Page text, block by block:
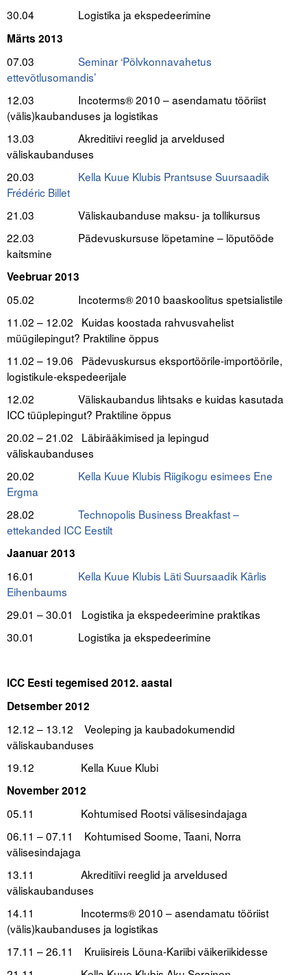
30.04 Logistika ja ekspedeerimine
Märts 2013
07.03 Seminar ‘Põlvkonnavahetus
ettevõtlusomandis’
12.03 Incoterms® 2010 – asendamatu tööriist
(välis)kaubanduses ja logistikas
13.03 Akreditiivi reeglid ja arveldused
väliskaubanduses
20.03 Kella Kuue Klubis Prantsuse Suursaadik
Frédéric Billet
21.03 Väliskaubanduse maksu- ja tollikursus
22.03 Pädevuskursuse lõpetamine – lõputööde
kaitsmine
Veebruar 2013
05.02 Incoterms® 2010 baaskoolitus spetsialistile
11.02 – 12.02 Kuidas koostada rahvusvahelist
müügilepingut? Praktiline õppus
11.02 – 19.06 Pädevuskursus eksportöörile-importöörile,
logistikule-ekspedeerijale
12.02 Väliskaubandus lihtsaks e kuidas kasutada
ICC tüüplepingut? Praktiline õppus
20.02 – 21.02 Läbirääkimised ja lepingud
väliskaubanduses
20.02 Kella Kuue Klubis Riigikogu esimees Ene
Ergma
28.02
Technopolis Business Breakfast –
ettekanded ICC Eestilt
Jaanuar 2013
16.01 Kella Kuue Klubis Läti Suursaadik Kārlis
Eihenbaums
29.01 – 30.01 Logistika ja ekspedeerimine praktikas
30.01 Logistika ja ekspedeerimine
ICC Eesti tegemised 2012. aastal
Detsember 2012
12.12 – 13.12 Veoleping ja kaubadokumendid
väliskaubanduses
19.12 Kella Kuue Klubi
November 2012
05.11 Kohtumised Rootsi välisesindajaga
06.11 – 07.11 Kohtumised Soome, Taani, Norra
välisesindajaga
13.11 Akreditiivi reeglid ja arveldused
väliskaubanduses
14.11 Incoterms® 2010 – asendamatu tööriist
(välis)kaubanduses ja logistikas
17.11 – 26.11 Kruiisireis Lõuna-Kariibi väikeriikidesse